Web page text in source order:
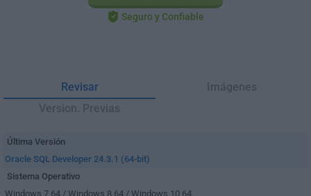
Seguro y Confiable
Revisar
Imágenes
Version. Previas
Última Versión
Oracle SQL Developer 24.3.1 (64-bit)
Sistema Operativo
Windows 7 64 / Windows 8 64 / Windows 10 64